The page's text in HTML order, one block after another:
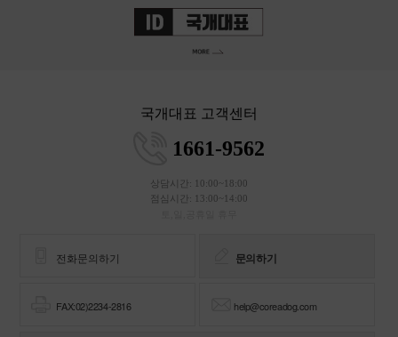
국개대표 고객센터
1661-9562
상담시간: 10:00~18:00
점심시간: 13:00~14:00
전화문의하기 문의하기
FAX:02)2234-2816 help@coreadog.com